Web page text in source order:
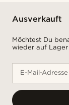
Ausverkauft
Möchtest Du
wieder auf Lager
E-Mail-